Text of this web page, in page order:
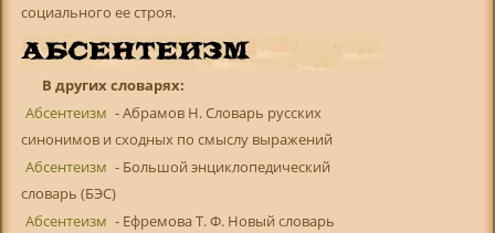
социального ее строя.
В других словарях:
Абсентеизм - Абрамов Н. Словарь русских
синонимов и сходных по смыслу выражений
Абсентеизм - Большой энциклопедический
словарь (БЭС)
Абсентеизм - Ефремова Т. Ф. Новый словарь